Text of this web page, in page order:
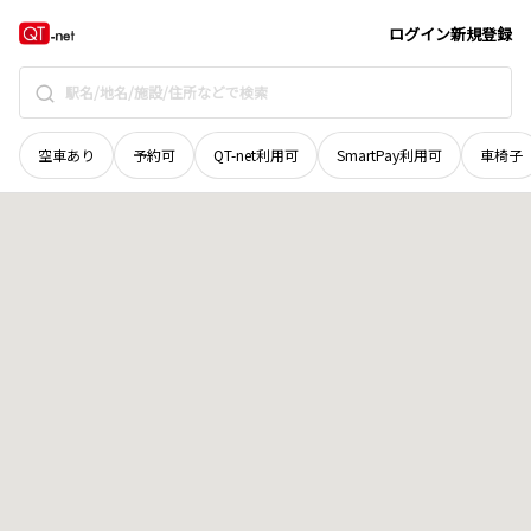
ログイン新規登録
空車あり 予約可 QT-net利用可 SmartPay利用可 車椅子
新潟県